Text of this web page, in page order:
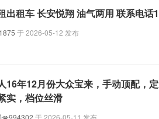
出租车 长安悦翔 油气两用 联系电
于2026-05-12 发布
16年12月份大众宝来，手动顶配，
实，档位丝滑
💋994302 于2026-05-11 发布